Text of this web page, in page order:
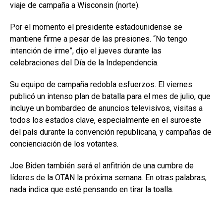
viaje de campaña a Wisconsin (norte).
Por el momento el presidente estadounidense se
mantiene firme a pesar de las presiones. “No tengo
intención de irme”, dijo el jueves durante las
celebraciones del Día de la Independencia.
Su equipo de campaña redobla esfuerzos. El viernes
publicó un intenso plan de batalla para el mes de julio, que
incluye un bombardeo de anuncios televisivos, visitas a
todos los estados clave, especialmente en el suroeste
del país durante la convención republicana, y campañas de
concienciación de los votantes.
Joe Biden también será el anfitrión de una cumbre de
líderes de la OTAN la próxima semana. En otras palabras,
nada indica que esté pensando en tirar la toalla.